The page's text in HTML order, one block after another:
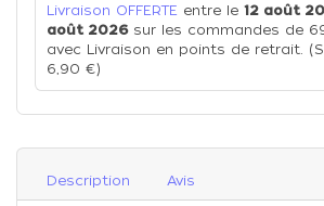
Livraison OFFERTE entre le 12 août
août 2026sur les commandes de
avec Livraison en points de retrait.
6,90 €)
Description Avis